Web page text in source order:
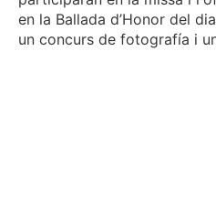
en la Ballada d’Honor del
un concurs de fotografía i